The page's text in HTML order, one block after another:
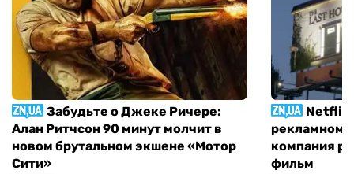
Забудьте о Джеке Ричере:
Алан Ритчсон 90 минут молчит в
новом брутальном экшене «Мотор
Сити»
Netflix
рекламном
компания
фильм